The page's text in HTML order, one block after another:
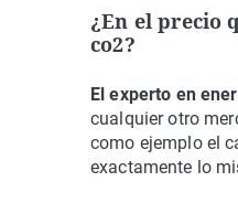
¿En el precio
co2?
El experto en
cualquier otro
como ejemplo el
exactamente lo